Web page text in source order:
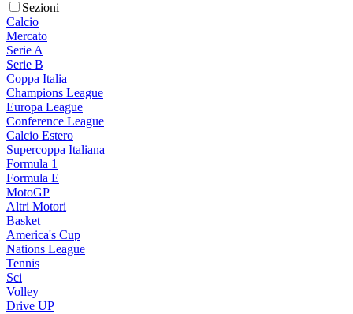
Sezioni
Calcio
Mercato
Serie A
Serie B
Coppa Italia
Champions League
Europa League
Conference League
Calcio Estero
Supercoppa Italiana
Formula 1
Formula E
MotoGP
Altri Motori
Basket
America's Cup
Nations League
Tennis
Sci
Volley
Drive UP